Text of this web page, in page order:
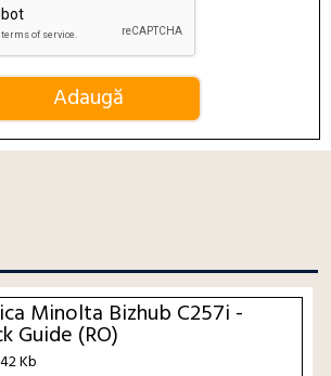
Minolta Bizhub C257i -
Guide (RO)
Kb